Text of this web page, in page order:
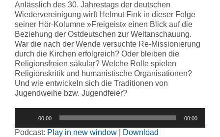
Anlässlich des 30. Jahrestags der deutschen
Wiedervereinigung wirft Helmut Fink in dieser Folge
seiner Hör-Kolumne »Freigeist« einen Blick auf die
Beziehung der Ostdeutschen zur Weltanschauung.
War die nach der Wende versuchte Re-Missionierung
durch die Kirchen erfolgreich? Oder bleiben die
Religionsfreien säkular? Welche Rolle spielen
Religionskritik und humanistische Organisationen?
Und wie entwickeln sich die Traditionen von
Jugendweihe bzw. Jugendfeier?
00:00 00:00
Podcast: Play in new window
Download